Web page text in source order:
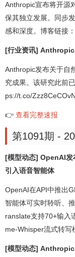
Anthropic宣布将开源
保其独立发展。同步
感和深度。博客链接
[行业资讯] Anthropic
Anthropic发布关于自
究成果。该研究此前
ps://t.co/
👉 查看完整速报
第1091期 -
[模型动态] OpenAI发
引入语音智能体
OpenAI在API中推出
智能体可实时聆听、
ranslate支持70+输入
me-Whisper流式转写
[模型动态] Anthropic